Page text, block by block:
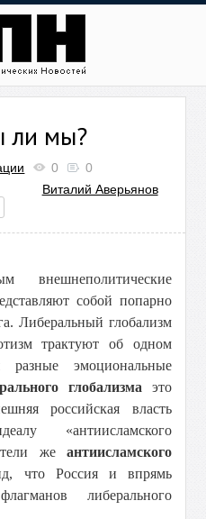
ли мы?
0
0
Виталий Аверьянов
внешнеполитические
собой попарно
Либеральный глобализм
трактуют об одном
эмоциональные
глобализма это
российская власть
«антиисламского
же антиисламского
что Россия и впрямь
либерального